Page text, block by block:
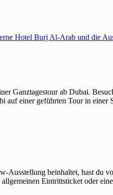
Hotel Burj Al-Arab und die
Ganztagestour ab Dubai.
auf einer geführten Tour in
Ausstellung beinhaltet, hast du
Eintrittsticket oder